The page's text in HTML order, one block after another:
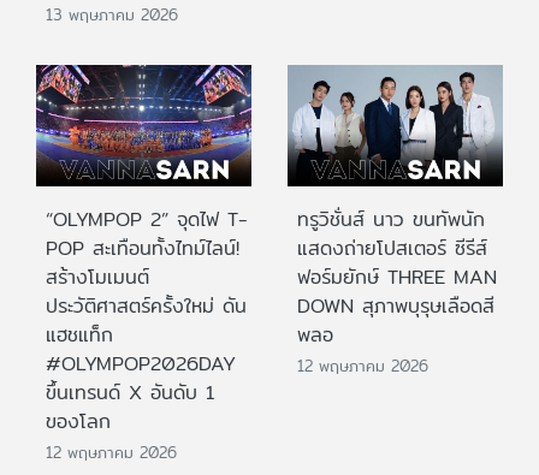
13 พฤษภาคม 2026
“OLYMPOP 2” จุดไฟ T-
POP สะเทือนทั้งไทม์ไลน์!
สร้างโมเมนต์
ประวัติศาสตร์ครั้งใหม่ ดัน
แฮชแท็ก
#OLYMPOP2026DAY
ขึ้นเทรนด์ X อันดับ 1
ของโลก
12 พฤษภาคม 2026
ทรูวิชั่นส์ นาว ขนทัพนัก
แสดงถ่ายโปสเตอร์ ซีรีส์
ฟอร์มยักษ์ THREE MAN
DOWN สุภาพบุรุษเลือดสี
พลอ
12 พฤษภาคม 2026